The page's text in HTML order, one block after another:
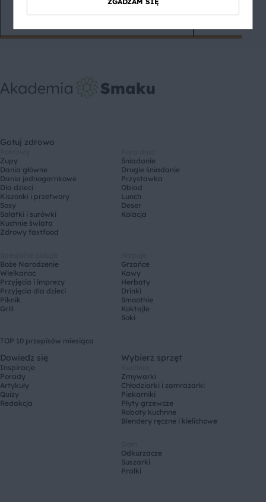
Gotuj zdrowo
Zupy
Dania główne
Dania jednogarnkowe
Dla dzieci
Kiszonki i przetwory
Sosy
Sałatki i surówki
Kuchnie świata
Zdrowy fastfood
Śniadanie
Drugie śniadanie
Przystawka
Obiad
Lunch
Deser
Kolacja
Boże Narodzenie
Wielkanoc
Przyjęcia i imprezy
Przyjęcia dla dzieci
Piknik
Grill
Grzańce
Kawy
Herbaty
Drinki
Smoothie
Koktajle
Soki
TOP 10 przepisów miesiąca
Dowiedz się
Inspiracje
Porady
Artykuły
Quizy
Redakcja
Wybierz sprzęt
Zmywarki
Chłodziarki i zamrażarki
Piekarniki
Płyty grzewcze
Roboty kuchnne
Blendery ręczne i kielichowe
Odkurzacze
Suszarki
Pralki
ZGADZAM SIĘ